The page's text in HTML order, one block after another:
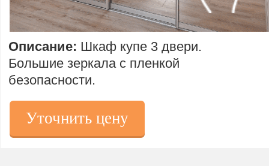
Описание: Шкаф купе 3 двери.
Большие зеркала с пленкой
безопасности.
Уточнить цену